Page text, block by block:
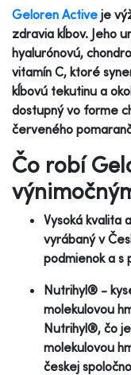
Geloren Active je
zdravia kĺbov. Jeho
hyalurónovú,
vitamín C, ktoré
kĺbovú tekutinu a
dostupný vo forme
červeného
Čo robí
Vysoká kvalita
vyrábaný v
podmienok a s
Nutrihyl® -
molekulovou
Nutrihyl®, čo
molekulovou
českej